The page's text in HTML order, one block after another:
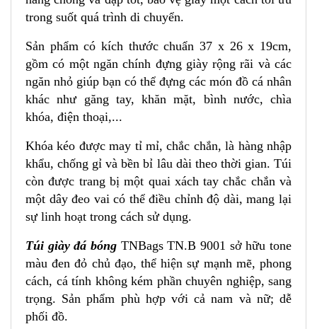
trong suốt quá trình di chuyển.
Sản phẩm có kích thước chuẩn 37 x 26 x 19cm,
gồm có một ngăn chính đựng giày rộng rãi và các
ngăn nhỏ giúp bạn có thể đựng các món đồ cá nhân
khác như găng tay, khăn mặt, bình nước, chìa
khóa, điện thoại,...
Khóa kéo được may tỉ mỉ, chắc chắn, là hàng nhập
khẩu, chống gỉ và bền bỉ lâu dài theo thời gian. Túi
còn được trang bị một quai xách tay chắc chắn và
một dây đeo vai có thể điều chỉnh độ dài, mang lại
sự linh hoạt trong cách sử dụng.
Túi giày đá bóng TNBags TN.B 9001 sở hữu tone
màu đen đỏ chủ đạo, thể hiện sự mạnh mẽ, phong
cách, cá tính không kém phần chuyên nghiệp, sang
trọng. Sản phẩm phù hợp với cả nam và nữ; dễ
phối đồ.